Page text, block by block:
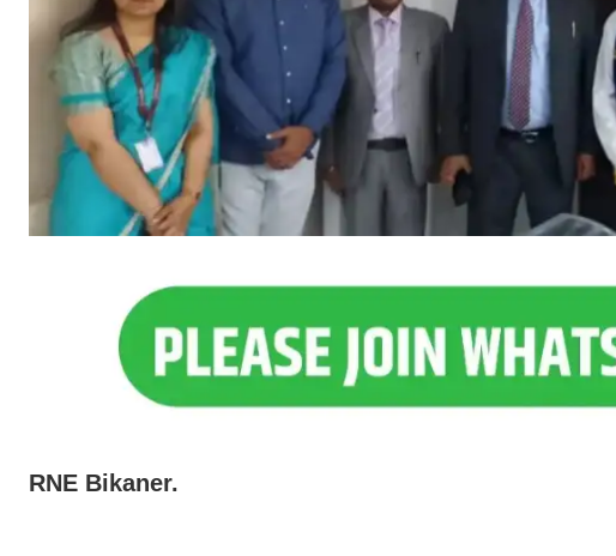
RNE Bikaner.